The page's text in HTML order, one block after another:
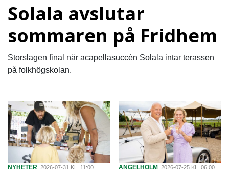
Solala avslutar
sommaren på Fridhem
Storslagen final när acapellasuccén Solala intar terassen
på folkhögskolan.
NYHETER 2026-07-31 KL. 11:00 ÄNGELHOLM 2026-07-25 KL. 06:00